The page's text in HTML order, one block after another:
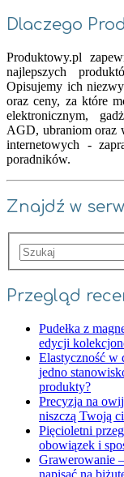
Dlaczego
Produktowy.pl
najlepszych
Opisujemy ich
oraz ceny, za które
elektronicznym,
AGD, ubraniom oraz
internetowych -
poradników.
Znajdź w
Przegląd
Pudełka z
edycji
Elastyczność w
jedno
produkty?
Precyzja na
niszczą Twoją
Pięcioletni
obowiązek i
Grawerowanie
napisać na